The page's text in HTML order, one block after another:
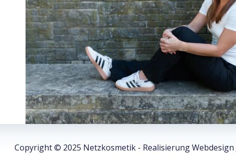
Copyright © 2025 Netzkosmetik - Realisierung Webdesign